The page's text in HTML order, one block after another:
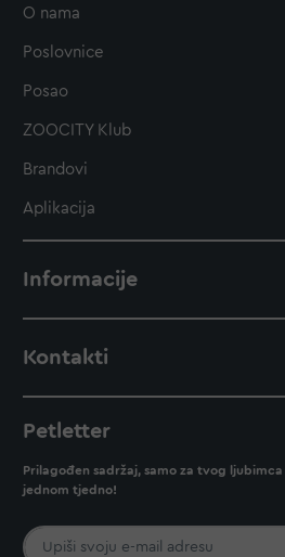
O nama
Poslovnice
Posao
ZOOCITY Klub
Brandovi
Aplikacija
Informacije
Kontakti
Petletter
Prilagođen sadržaj, samo za tvog
jednom tjedno!